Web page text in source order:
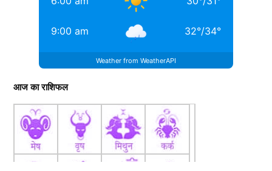
9:00 am 32°/34°
Weather from WeatherAPI
आज का राशिफल